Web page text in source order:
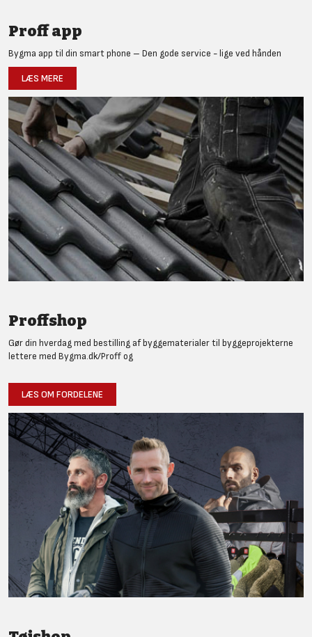
Proff app
Bygma app til din smart phone – Den gode service - lige ved hånden
LÆS MERE
Proffshop
Gør din hverdag med bestilling af byggematerialer til byggeprojekterne
lettere med Bygma.dk/Proff og
LÆS OM FORDELENE